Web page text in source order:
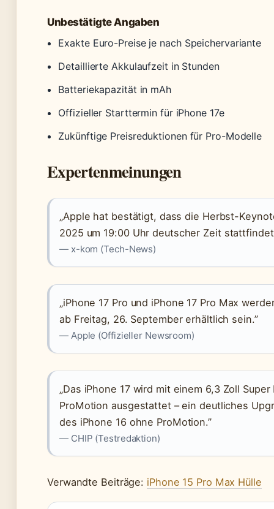
Unbestätigte Angaben
Exakte Euro-Preise je nach Speichervariante
Detaillierte Akkulaufzeit in Stunden
Batteriekapazität in mAh
Offizieller Starttermin für iPhone 17e
Zukünftige Preisreduktionen für Pro-Modelle
Expertenmeinungen
„Apple hat bestätigt, dass die Herbst-
2025 um 19:00 Uhr deutscher Zeit
— x-kom (Tech-News)
„iPhone 17 Pro und iPhone 17 Pro Max
ab Freitag, 26. September erhältlich sein.”
— Apple (Offizieller Newsroom)
„Das iPhone 17 wird mit einem 6,3 Zoll
ProMotion ausgestattet – ein deutliches
des iPhone 16 ohne ProMotion.”
— CHIP (Testredaktion)
Verwandte Beiträge: iPhone 15 Pro Max Hülle